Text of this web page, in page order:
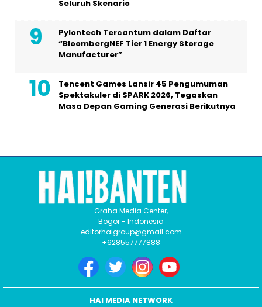
Seluruh Skenario
Pylontech Tercantum dalam Daftar
“BloombergNEF Tier 1 Energy Storage
Manufacturer”
Tencent Games Lansir 45 Pengumuman
Spektakuler di SPARK 2026, Tegaskan
Masa Depan Gaming Generasi Berikutnya
Graha Media Center,
Bogor - Indonesia
editorhaigroup@gmail.com
+628557777888
HAI MEDIA NETWORK